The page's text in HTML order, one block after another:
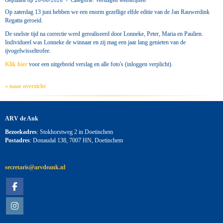
Op zaterdag 13 juni hebben we een enorm gezellige elfde editie van de Jan Rauwerdink
Regatta geroeid.
De snelste tijd na correctie werd gerealiseerd door Lonneke, Peter, Maria en Paulien.
Individueel was Lonneke de winnaar en zij mag een jaar lang genieten van de
ijvogelwisseltrofee.
Klik hier voor een uitgebreid verslag en alle foto's (inloggen verplicht).
« naar overzicht
ARV de Ank
Bezoekadres: Stokhorstweg 2 in Doetinchem
Postadres: Donaudal 138, 7007 HN, Doetinchem
siraterces@arvdeank.nl